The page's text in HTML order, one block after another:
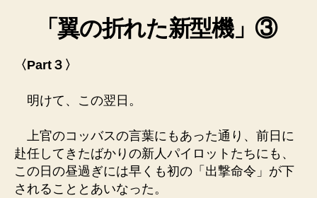
「翼の折れた新型機」③
〈Part３〉
明けて、この翌日。
上官のコッバスの言葉にもあった通り、前日に
赴任してきたばかりの新人パイロットたちにも、
この日の昼過ぎには早くも初の「出撃命令」が下
されることとあいなった。